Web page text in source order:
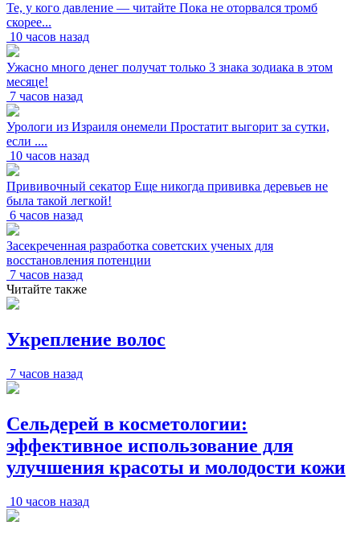
Те, у кого давление — читайте Пока не оторвался тромб
скорее...
10 часов назад
Ужасно много денег получат только 3 знака зодиака в этом
месяце!
7 часов назад
Урологи из Израиля онемели Простатит выгорит за сутки,
если ....
10 часов назад
Прививочный секатор Еще никогда прививка деревьев не
была такой легкой!
6 часов назад
Засекреченная разработка советских ученых для
восстановления потенции
7 часов назад
Читайте также
Укрепление волос
7 часов назад
Сельдерей в косметологии:
эффективное использование для
улучшения красоты и молодости кожи
10 часов назад